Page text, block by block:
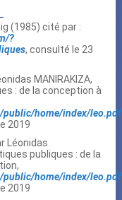
(1985) cité par :
?
, consulté le 23
MANIRAKIZA,
: de la conception à
public/home/index/leo.pdf
2019
Léonidas
publiques : de la
public/home/index/leo.pdf
2019